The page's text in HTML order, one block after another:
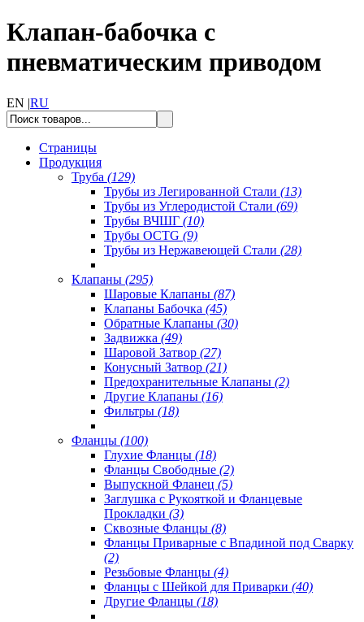
Клапан-бабочка с
пневматическим приводом
EN |RU
Страницы
Продукция
Труба (129)
Трубы из Легированной Стали (13)
Трубы из Углеродистой Стали (69)
Трубы ВЧШГ (10)
Трубы OCTG (9)
Трубы из Нержавеющей Стали (28)
Клапаны (295)
Шаровые Клапаны (87)
Клапаны Бабочка (45)
Обратные Клапаны (30)
Задвижка (49)
Шаровой Затвор (27)
Конусный Затвор (21)
Предохранительные Клапаны (2)
Другие Клапаны (16)
Фильтры (18)
Фланцы (100)
Глухие Фланцы (18)
Фланцы Свободные (2)
Выпускной Фланец (5)
Заглушка с Рукояткой и Фланцевые
Прокладки (3)
Сквозные Фланцы (8)
Фланцы Приварные с Впадиной под Сварку
(2)
Резьбовые Фланцы (4)
Фланцы с Шейкой для Приварки (40)
Другие Фланцы (18)